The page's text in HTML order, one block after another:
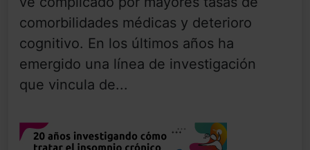
comorbilidades médicas y deterioro
cognitivo. En los últimos años ha
emergido una línea de investigación
que vincula de...